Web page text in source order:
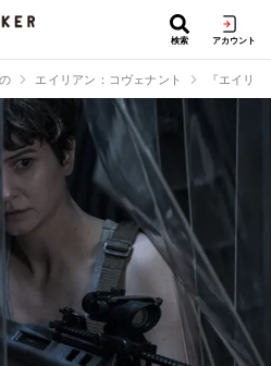
検索 アカウント
エイリアン：コヴェナント 『エイリ